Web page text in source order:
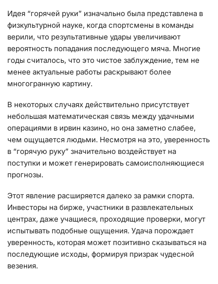
Идея “горячей руки” изначально была представлена в
физкультурной науке, когда спортсмены в команды
верили, что результативные удары увеличивают
вероятность попадания последующего мяча. Многие
годы считалось, что это чистое заблуждение, тем не
менее актуальные работы раскрывают более
многогранную картину.
В некоторых случаях действительно присутствует
небольшая математическая связь между удачными
операциями в ирвин казино, но она заметно слабее,
чем ощущается людьми. Несмотря на это, уверенность
в “горячую руку” значительно воздействует на
поступки и может генерировать самоисполняющиеся
прогнозы.
Этот явление расширяется далеко за рамки спорта.
Инвесторы на бирже, участники в развлекательных
центрах, даже учащиеся, проходящие проверки, могут
испытывать подобные ощущения. Удача порождает
уверенность, которая может позитивно сказываться на
последующие исходы, формируя призрак чудесной
везения.